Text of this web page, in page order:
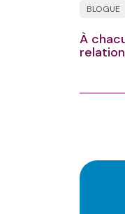
BLOGUE
À